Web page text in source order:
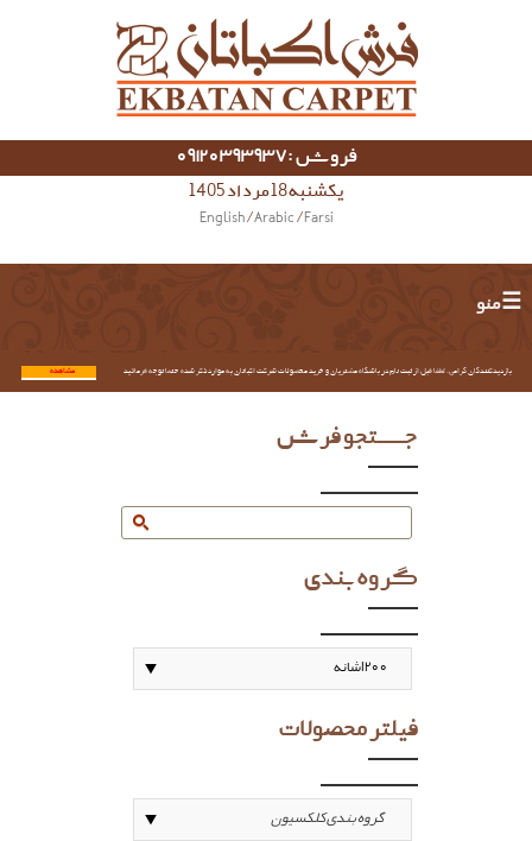
فروش :09120393937
یکشنبه 18 مرداد 1405
English/ Arabic / Farsi
☰ منو
بازدیدکنندگان گرامی؛ لطفا قبل از ثبت نام در باشگاه مشتریان و خرید محصولات شرکت اکباتان به موارد ذکر شده حتما توجه فرمائید. مشاهده...
جستجو فرش
گروه بندی
فیلتر محصولات